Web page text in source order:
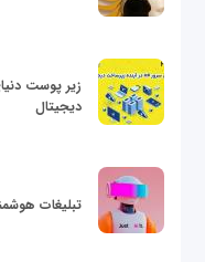
دیجیتال
تبلیغات